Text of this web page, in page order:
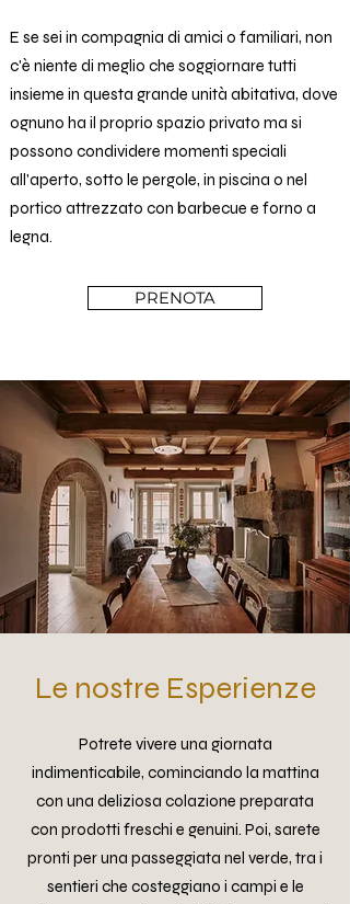
E se sei in compagnia di amici o familiari, non
c'è niente di meglio che soggiornare tutti
insieme in questa grande unità abitativa, dove
ognuno ha il proprio spazio privato ma si
possono condividere momenti speciali
all'aperto, sotto le pergole, in piscina o nel
portico attrezzato con barbecue e forno a
legna.
PRENOTA
Le nostre Esperienze
Potrete vivere una giornata
indimenticabile, cominciando la mattina
con una deliziosa colazione preparata
con prodotti freschi e genuini. Poi, sarete
pronti per una passeggiata nel verde, tra i
sentieri che costeggiano i campi e le